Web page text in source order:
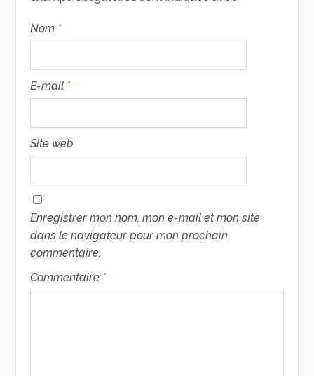
Nom *
E-mail *
Site web
Enregistrer mon nom, mon e-mail et mon site
dans le navigateur pour mon prochain
commentaire.
Commentaire *